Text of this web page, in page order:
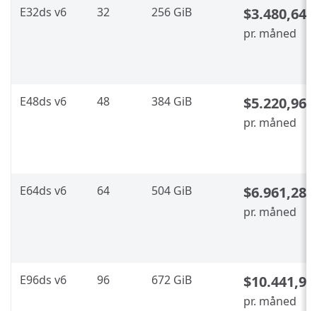
E32ds v6 32 256 GiB $3.480,64
pr. måned
E48ds v6 48 384 GiB $5.220,96
pr. måned
E64ds v6 64 504 GiB $6.961,28
pr. måned
E96ds v6 96 672 GiB $10.441,92
pr. måned